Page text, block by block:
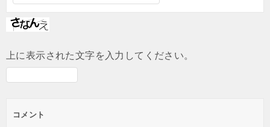
上に表示された文字を入力してください。
コメント